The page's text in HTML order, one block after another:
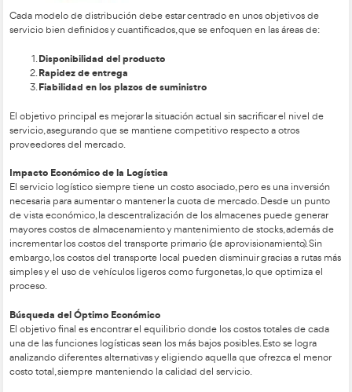
futuras expansiones.
hacerlos partícipes en el proceso.
REFLEXIONES IMPORTANTES PARA EL DIAGNÓSTICO
Valor Añadido
producto o servicio no solo a través de sus características
también mediante el servicio ofrecido. El valor añadido no se
intrínseco del producto, sino en su valor de mercado.
–Logística: La logística abarca los canales a través de los
materiales se mueven desde su origen hasta el consumidor
incluye manipulación, transformación, desplazamiento y
–Enfoque Empresarial: Las empresas se centran en sus
es decir, en las fases de producción que dominan. Aquellas
especialización se externalizan, permitiendo ventajas